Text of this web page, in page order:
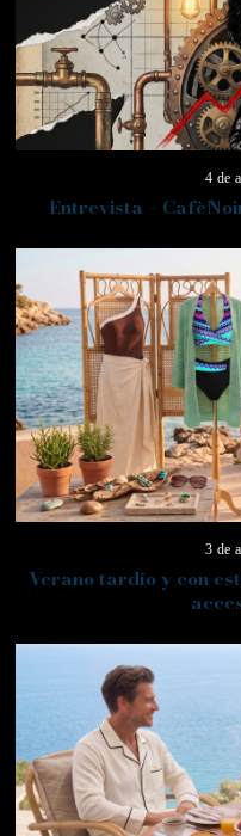
4 de
Entrevista –
3 de
Verano tardío y con